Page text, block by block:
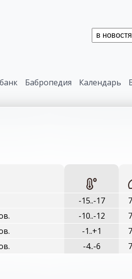
Бабропедия Календарь
-15..-17
-10..-12
-1..+1
-4..-6